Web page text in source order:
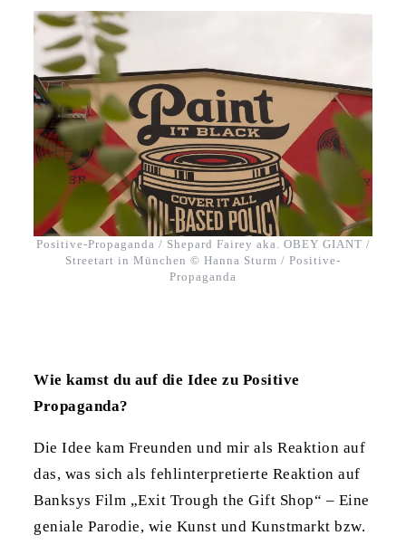
Positive-Propaganda / Shepard Fairey aka. OBEY GIANT /
Streetart in München © Hanna Sturm / Positive-
Propaganda
Wie kamst du auf die Idee zu Positive
Propaganda?
Die Idee kam Freunden und mir als Reaktion auf
das, was sich als fehlinterpretierte Reaktion auf
Banksys Film „Exit Trough the Gift Shop“ – Eine
geniale Parodie, wie Kunst und Kunstmarkt bzw.